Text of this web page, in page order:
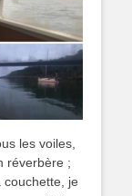
les voiles,
réverbère ;
couchette, je